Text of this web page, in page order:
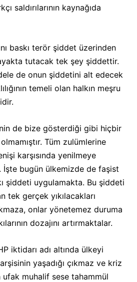
saldırılarının kaynağıda
baskı terör şiddet üzerinden
tutacak tek şey şiddettir.
de onun şiddetini alt edecek
temeli olan halkın meşru
de bize gösterdiği gibi hiçbir
Tüm zulümlerine
karşısında yenilmeye
İşte bugün ülkemizde de faşist
şiddeti uygulamakta. Bu şiddeti
tek gerçek yıkılacakları
onlar yönetemez duruma
dozajını artırmaktalar.
iktidarı adı altında ülkeyi
yaşadığı çıkmaz ve kriz
ufak muhalif sese tahammül